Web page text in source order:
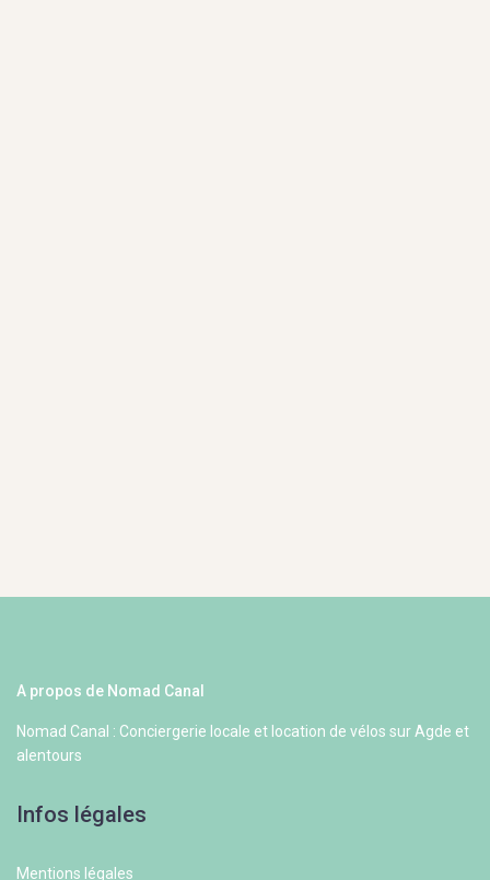
A propos de Nomad Canal
Nomad Canal : Conciergerie locale et location de vélos sur Agde et
alentours
Infos légales
Mentions légales